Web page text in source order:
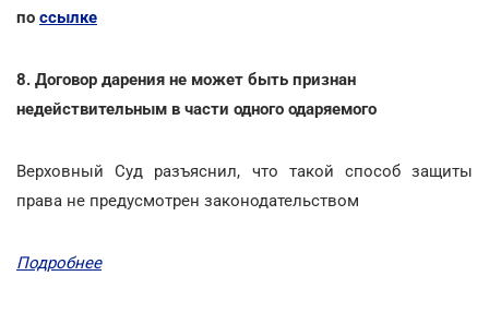
по ссылке
8. Договор дарения не может быть признан
недействительным в части одного одаряемого
Верховный Суд разъяснил, что такой способ защиты
права не предусмотрен законодательством
Подробнее